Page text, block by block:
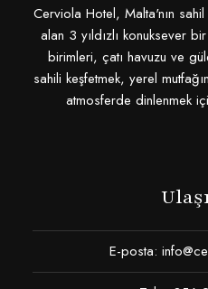
Cerviola Hotel, Malta'nın
alan 3 yıldızlı konuksever
birimleri, çatı havuzu ve
sahili keşfetmek, yerel
atmosferde dinlenmek
E-posta: